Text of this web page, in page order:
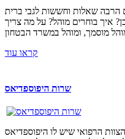
הרבה שאלות וחששות לגבי ברית
איך בוחרים מוהל? על מה צריך
קראו עוד
שרות היפוספדיאס
הרפואי שיש לו היפוספדיאס